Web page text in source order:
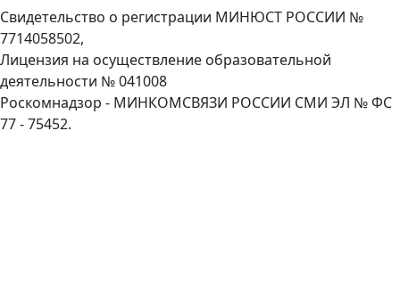
Свидетельство о регистрации МИНЮСТ РОССИИ №
7714058502,
Лицензия на осуществление образовательной
деятельности № 041008
Роскомнадзор - МИНКОМСВЯЗИ РОССИИ СМИ ЭЛ № ФС
77 - 75452.